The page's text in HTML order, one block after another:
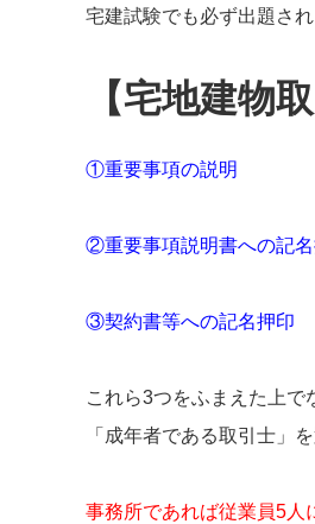
宅建試験でも必ず出題され
【宅地建物
①重要事項の説明
②重要事項説明書への記名
③契約書等への記名押印
これら3つをふまえた上
「成年者である取引士」
事務所であれば従業員5人